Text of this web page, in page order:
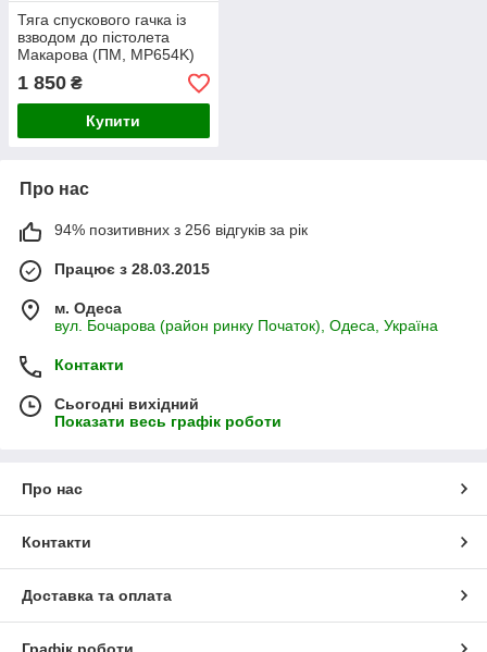
Тяга спускового гачка із
взводом до пістолета
Макарова (ПМ, МР654K)
1 850 ₴
Купити
Про нас
94% позитивних з 256 відгуків за рік
Працює з 28.03.2015
м. Одеса
вул. Бочарова (район ринку Початок), Одеса, Україна
Контакти
Сьогодні вихідний
Показати весь графік роботи
Про нас
Контакти
Доставка та оплата